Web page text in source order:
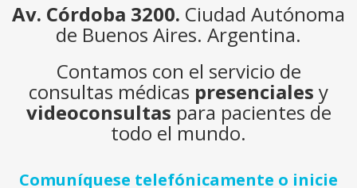
Av. Córdoba 3200. Ciudad Autónoma
de Buenos Aires. Argentina.
Contamos con el servicio de
consultas médicas presenciales y
videoconsultas para pacientes de
todo el mundo.
Comuníquese telefónicamente o inicie